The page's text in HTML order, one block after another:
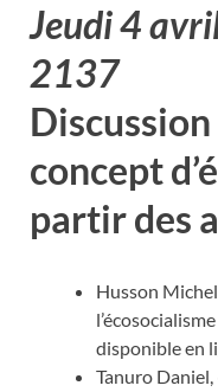
Jeudi 4
2137
concept
partir des
Husson
disponible en
Tanuro Daniel,